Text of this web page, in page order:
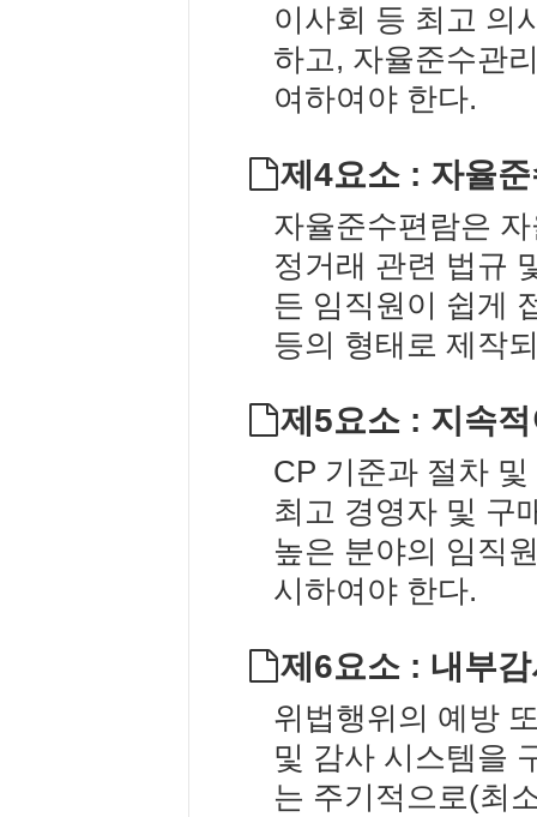
이사회 등 최고 의
하고, 자율준수관
여하여야 한다.
제4요소 : 자율준
자율준수편람은
정거래 관련 법규
든 임직원이 쉽게
등의 형태로 제작
제5요소 : 지속적
CP 기준과 절차
최고 경영자 및 구
높은 분야의 임직
시하여야 한다.
제6요소 : 내부감
위법행위의 예방
및 감사 시스템을
는 주기적으로(최